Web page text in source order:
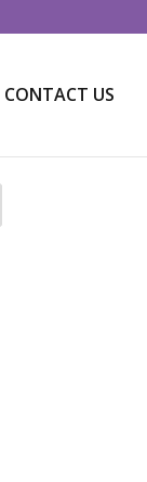
CONTACT US